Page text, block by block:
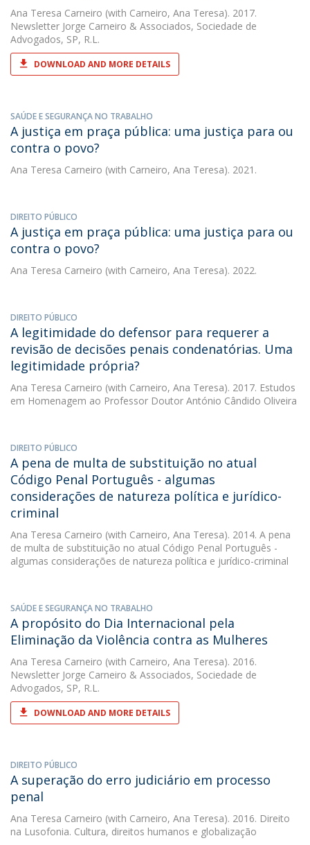
Ana Teresa Carneiro (with Carneiro, Ana Teresa). 2017.
Newsletter Jorge Carneiro & Associados, Sociedade de
Advogados, SP, R.L.
DOWNLOAD AND MORE DETAILS
SAÚDE E SEGURANÇA NO TRABALHO
A justiça em praça pública: uma justiça para ou
contra o povo?
Ana Teresa Carneiro (with Carneiro, Ana Teresa). 2021.
DIREITO PÚBLICO
A justiça em praça pública: uma justiça para ou
contra o povo?
Ana Teresa Carneiro (with Carneiro, Ana Teresa). 2022.
DIREITO PÚBLICO
A legitimidade do defensor para requerer a
revisão de decisões penais condenatórias. Uma
legitimidade própria?
Ana Teresa Carneiro (with Carneiro, Ana Teresa). 2017. Estudos
em Homenagem ao Professor Doutor António Cândido Oliveira
DIREITO PÚBLICO
A pena de multa de substituição no atual
Código Penal Português - algumas
considerações de natureza política e jurídico-
criminal
Ana Teresa Carneiro (with Carneiro, Ana Teresa). 2014. A pena
de multa de substituição no atual Código Penal Português -
algumas considerações de natureza política e jurídico-criminal
SAÚDE E SEGURANÇA NO TRABALHO
A propósito do Dia Internacional pela
Eliminação da Violência contra as Mulheres
Ana Teresa Carneiro (with Carneiro, Ana Teresa). 2016.
Newsletter Jorge Carneiro & Associados, Sociedade de
Advogados, SP, R.L.
DOWNLOAD AND MORE DETAILS
DIREITO PÚBLICO
A superação do erro judiciário em processo
penal
Ana Teresa Carneiro (with Carneiro, Ana Teresa). 2016. Direito
na Lusofonia. Cultura, direitos humanos e globalização